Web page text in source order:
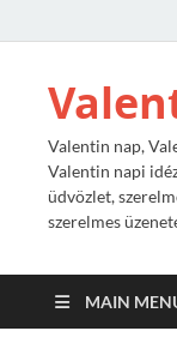
Valentin nap,
Valentin napi
üdvözlet,
szerelmes
MAIN